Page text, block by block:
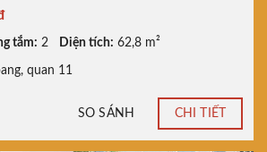
tắm: 2 Diện tích: 62,8 m²
, quan 11
SO SÁNH CHI TIẾT